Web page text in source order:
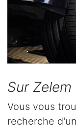
Sur Zelem
Vous vous
recherche